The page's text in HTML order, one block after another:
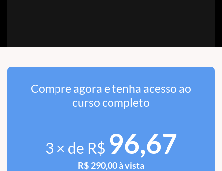
Compre agora e tenha acesso ao
curso completo
3 × de R$ 96,67
R$ 290,00 à vista